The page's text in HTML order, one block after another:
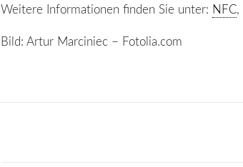
Weitere Informationen finden Sie unter: NFC,
Bild: Artur Marciniec – Fotolia.com